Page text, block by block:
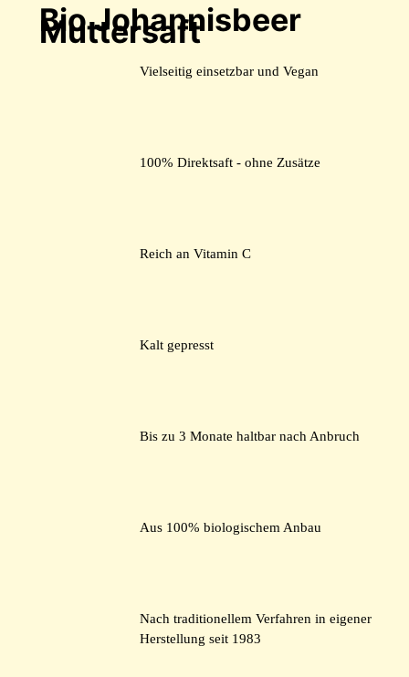
Bio Johannisbeer
Muttersaft
Vielseitig einsetzbar und Vegan
100% Direktsaft - ohne Zusätze
Reich an Vitamin C
Kalt gepresst
Bis zu 3 Monate haltbar nach Anbruch
Aus 100% biologischem Anbau
Nach traditionellem Verfahren in eigener
Herstellung seit 1983